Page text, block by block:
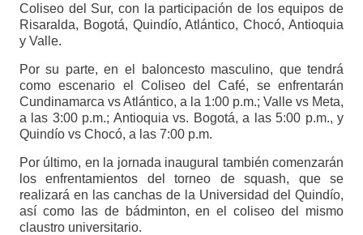
Coliseo del Sur, con la participación de los equipos de
Risaralda, Bogotá, Quindío, Atlántico, Chocó, Antioquia
y Valle.
Por su parte, en el baloncesto masculino, que tendrá
como escenario el Coliseo del Café, se enfrentarán
Cundinamarca vs Atlántico, a la 1:00 p.m.; Valle vs Meta,
a las 3:00 p.m.; Antioquia vs. Bogotá, a las 5:00 p.m., y
Quindío vs Chocó, a las 7:00 p.m.
Por último, en la jornada inaugural también comenzarán
los enfrentamientos del torneo de squash, que se
realizará en las canchas de la Universidad del Quindío,
así como las de bádminton, en el coliseo del mismo
claustro universitario.